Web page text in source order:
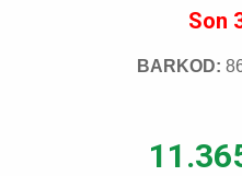
Son
BARKOD: